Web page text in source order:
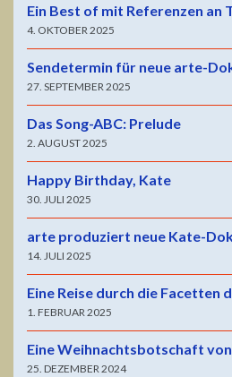
Ein Best of mit Referenzen an
4. OKTOBER 2025
Sendetermin für neue arte-
27. SEPTEMBER 2025
Das Song-ABC: Prelude
2. AUGUST 2025
Happy Birthday, Kate
30. JULI 2025
arte produziert neue Kate-
14. JULI 2025
Eine Reise durch die Facetten
1. FEBRUAR 2025
Eine Weihnachtsbotschaft
25. DEZEMBER 2024